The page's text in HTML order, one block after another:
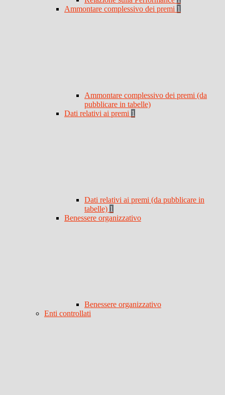
Ammontare complessivo dei premi 1
Ammontare complessivo dei premi (da
pubblicare in tabelle)
Dati relativi ai premi 1
Dati relativi ai premi (da pubblicare in
tabelle) 1
Benessere organizzativo
Benessere organizzativo
Enti controllati